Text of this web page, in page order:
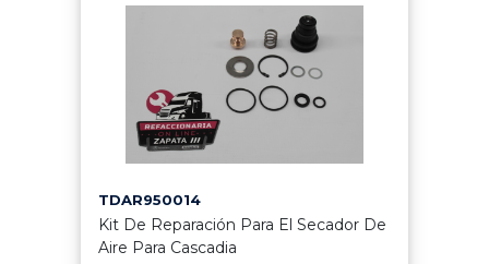
TDAR950014
Kit De Reparación Para El Secador De
Aire Para Cascadia